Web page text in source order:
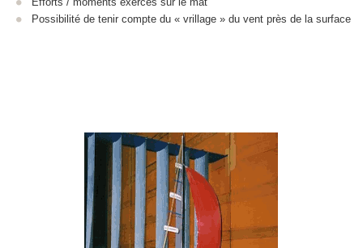
Possibilité de tenir compte du « vrillage » du vent près de la surface